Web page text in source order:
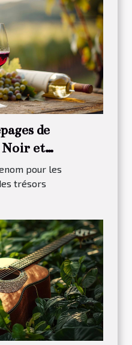
de
Noir et
pour les
trésors